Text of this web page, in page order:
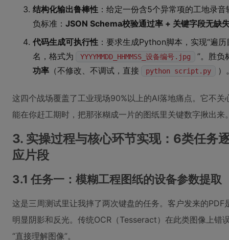
结构化输出鲁棒性 ：给定一份含5个异常项的工地录
负标准： JSON Schema校验通过率 + 关键字段无缺
代码生成可执行性 ：要求生成Python脚本，实现“遍
名，格式为
YYYYMMDD_HHMMSS_设备编号.jpg
”。胜负
功率 （不修改、不调试，直接 python script.py ）
这四个战场覆盖了工业现场90%以上的AI落地痛点。它不
能在你赶工期时，把那张糊成一片的图纸里关键数字揪出来
3. 实操过程与核心环节实现：6类任务
应片段
3.1 任务一：模糊工程图纸的设备参数提取
这是三周测试里让我摔了两次键盘的任务。客户发来的
明显阴影和反光。传统OCR（Tesseract）在此类图像上错
“直接理解图像”。